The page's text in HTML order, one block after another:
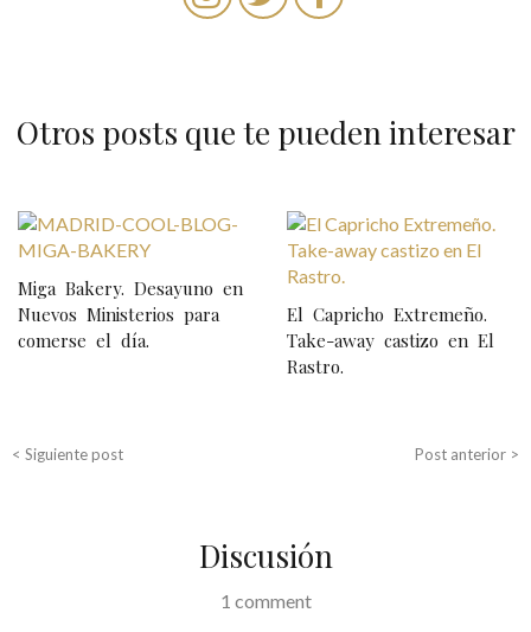
Otros posts que te pueden interesar
Miga Bakery. Desayuno en
Nuevos Ministerios para
comerse el día.
El Capricho Extremeño.
Take-away castizo en El
Rastro.
N
a
v
e
c
Post anterior >
< Siguiente post
Discusión
1 comment